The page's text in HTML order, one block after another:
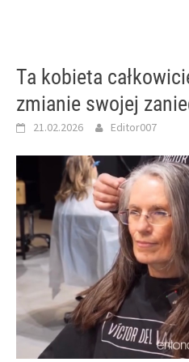
Ta kobieta
zmianie swojej
21.02.2026 Editor007